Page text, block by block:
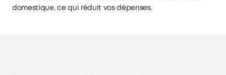
domestique, ce qui réduit vos dépenses.